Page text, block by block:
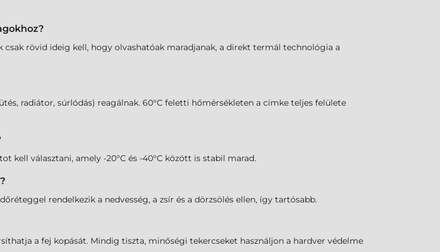
csak rövid ideig kell, hogy olvashatóak maradjanak, a direkt termál technológia a
radiátor, súrlódás) reagálnak. 60°C feletti hőmérsékleten a címke teljes felülete
kell választani, amely -20°C és -40°C között is stabil marad.
rendelkezik a nedvesség, a zsír és a dörzsölés ellen, így tartósabb.
a fej kopását. Mindig tiszta, minőségi tekercseket használjon a hardver védelme